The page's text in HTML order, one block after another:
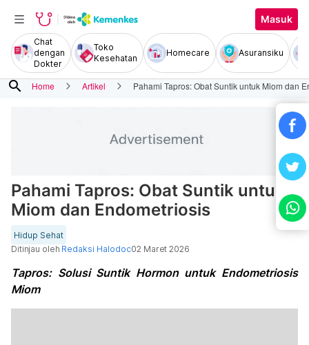
Masuk
Chat
dengan
Dokter
Toko
Kesehatan
Homecare Asuransiku
search Home Artikel Pahami Tapros: Obat Suntik untuk Miom dan
Pahami Tapros: Obat Suntik untuk
Miom dan Endometriosis
Hidup Sehat
Ditinjau oleh Redaksi Halodoc02 Maret 2026
Tapros: Solusi Suntik Hormon untuk Endometriosis
Miom